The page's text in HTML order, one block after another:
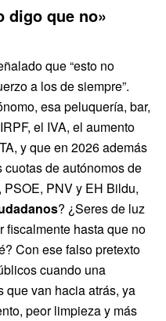
digo que no»
que “esto no
a los de siempre”.
esa peluquería, bar,
el IVA, el aumento
y que en 2026 además
de autónomos de
PSOE, PNV y EH Bildu,
? ¿Seres de luz
fiscalmente hasta que no
Con ese falso pretexto
cuando una
que van hacia atrás, ya
peor limpieza y más